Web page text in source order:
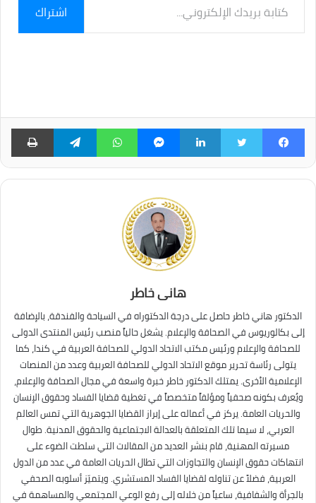
بريدك
الإلكتروني...
اشتراك
فيسبوك لينكدإن ماسنجر واتساب تيلقرام
هانى خاطر
الدكتور هاني خاطر حاصل على درجة الدكتوراه في السياحة والفندقة، بالإضافة
إلى بكالوريوس في الصحافة والإعلام. يشغل حالياً منصب رئيس المنتدى الدولى
للصحافة والإعلام ورئيس مكتب الاتحاد الدولي للصحافة العربية في كندا، كما
يتولى رئاسة تحرير موقع الاتحاد الدولي للصحافة العربية وعدد من المنصات
الإعلامية الأخرى. يمتلك الدكتور خاطر خبرة واسعة في مجال الصحافة والإعلام،
ويُعرف بكونه صحفياً ومؤلفاً متخصصاً في تغطية قضايا الفساد وحقوق الإنسان
والحريات العامة. يركز في أعماله على إبراز القضايا الجوهرية التي تمس العالم
العربي، لا سيما تلك المتعلقة بالعدالة الاجتماعية والحقوق المدنية. طوال
مسيرته المهنية، قام بنشر العديد من المقالات التي سلطت الضوء على
انتهاكات حقوق الإنسان والتجاوزات التي تطال الحريات العامة في عدد من الدول
العربية، فضلاً عن تناوله لقضايا الفساد المستشري. ويتميّز أسلوبه الصحفي
بالجرأة والشفافية، ساعياً من خلاله إلى رفع الوعي المجتمعي والمساهمة في